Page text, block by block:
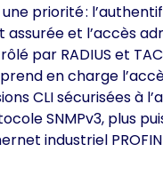
priorité :
assurée et l’accès
par RADIUS et
en charge
CLI sécurisées à
SNMPv3, plus
industriel